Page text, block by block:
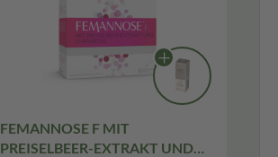
FEMANNOSE F MIT
PREISELBEER-EXTRAKT UND